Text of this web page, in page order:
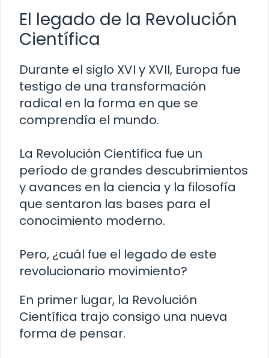
El legado de la Revolución
Científica
Durante el siglo XVI y XVII, Europa fue
testigo de una transformación
radical en la forma en que se
comprendía el mundo.
La Revolución Científica fue un
período de grandes descubrimientos
y avances en la ciencia y la filosofía
que sentaron las bases para el
conocimiento moderno.
Pero, ¿cuál fue el legado de este
revolucionario movimiento?
En primer lugar, la Revolución
Científica trajo consigo una nueva
forma de pensar.